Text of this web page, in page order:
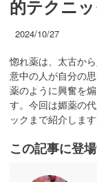
的テクニッ
2024/10/27
惚れ薬は、太古か
意中の人が自分の
薬のように興奮を
す。今回は媚薬の
ックまで紹介しま
この記事に登